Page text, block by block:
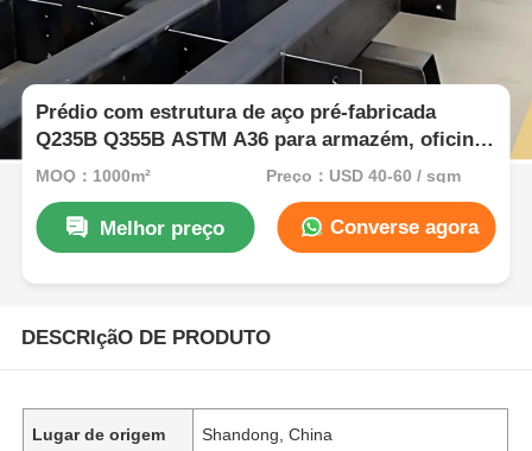
Prédio com estrutura de aço pré-fabricada
Q235B Q355B ASTM A36 para armazém, oficina,
design personalizado
MOQ：1000m² Preço：USD 40-60 / sqm
Melhor preço Converse agora
DESCRIçãO DE PRODUTO
Lugar de origem Shandong, China